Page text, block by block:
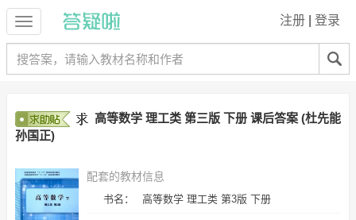
注册 登录
高等数学 理工类 第三版 下册 课后答案 (杜先能
孙国正)
配套的教材信息
书名： 高等数学 理工类 第3版 下册